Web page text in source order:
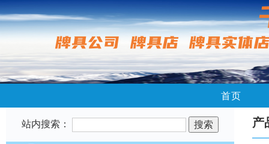
首页
站内搜索： 产